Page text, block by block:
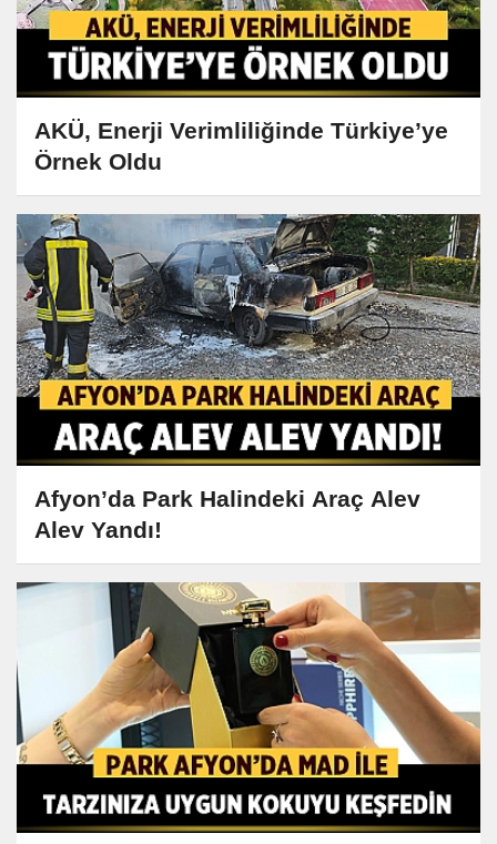
AKÜ, Enerji Verimliliğinde Türkiye’ye
Örnek Oldu
Afyon’da Park Halindeki Araç Alev
Alev Yandı!